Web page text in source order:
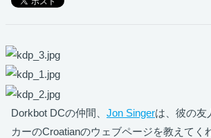
Dorkbot DCの仲間、 Jon Singerは、彼の友
カーのCroatianのウェブページを教えてく